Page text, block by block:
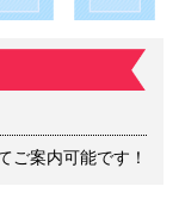
ご案内可能です！